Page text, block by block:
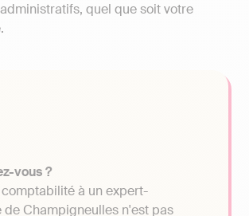
quel que soit votre
vous ?
à un expert-
Champigneulles n'est pas